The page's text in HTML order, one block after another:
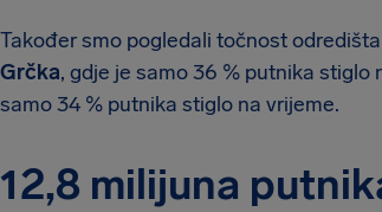
Također smo pogledali točnost
Grčka, gdje je samo 36 % putnika stiglo
samo 34 % putnika stiglo na vrijeme.
12,8 milijuna